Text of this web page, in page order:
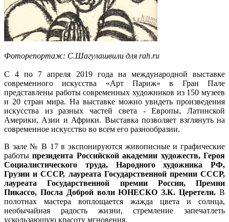
Фоторепортаж: С.Шагулашвили для rah.ru
С 4 по 7 апреля 2019 года на международной выставке
современного искусства «Арт Париж» в Гран Пале
представлены работы современных художников из 150 музеев
и 20 стран мира. На выставке можно увидеть произведения
искусства из разных частей света - Европы, Латинской
Америки, Азии и Африки. Выставка позволяет взглянуть на
современное искусство во всем его разнообразии.
В зале № В 17 в экспонируются живописные и графические
работыпрезидента Российской академии художеств, Героя
Социалистического труда, Народного художника РФ,
Грузии и СССР, лауреата Государственной премии СССР,
лауреата Государственной премии России, Премии
Пикассо, Посла Доброй воли ЮНЕСКО З.К. Церетели. В
полотнах мастера воплощается жажда цвета и солнца,
необычайная радость жизни, стремление запечатлеть
ускользающую красоту мгновения.